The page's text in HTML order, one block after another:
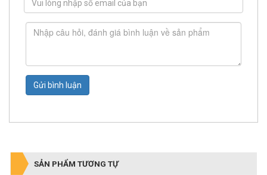
Gửi bình luận
SẢN PHẨM TƯƠNG TỰ